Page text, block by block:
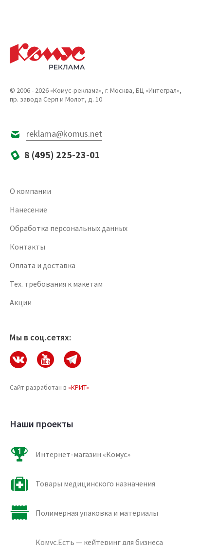
© 2006 - 2026 «Комус-реклама», г. Москва, БЦ «Интеграл»,
пр. завода Серп и Молот, д. 10
reklama@komus.net
8 (495) 225-23-01
О компании
Нанесение
Обработка персональных данных
Контакты
Оплата и доставка
Тех. требования к макетам
Акции
Мы в соц.сетях:
Сайт разработан в «КРИТ»
Наши проекты
Интернет-магазин «Комус»
Товары медицинского назначения
Полимерная упаковка и материалы
Комус.Есть — кейтеринг для бизнеса